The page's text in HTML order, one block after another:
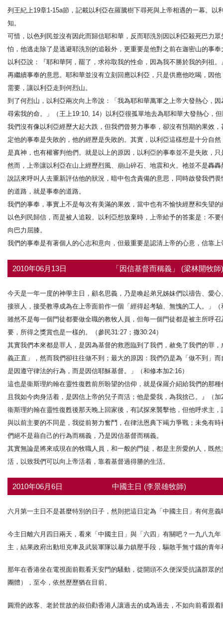
列王紀上19章1-15a節，記載以利亞在羅騰樹下尋死與上帝相遇的一幕。
知。
可惜，以色列民並沒有因此而歸信耶和華，反而耶洗別因以利亞殺死巴力
怕，他逃走除了是逃避耶洗別的追殺外，更重要是他對之前在迦密山的事
以利亞說：『耶和華阿，罷了，求祢取我的性命，因為我不勝於我的列祖
再繼續事奉的意思。耶和華並沒有立刻回應以利亞，只是供應他吃喝，因
需要，讓以利亞走到何烈山。
到了何烈山，以利亞兩次向上帝說：「我為耶和華萬軍之上帝大發熱心，
尋索我的命。」（王上19:10, 14）以利亞很孤單地去為耶和華大發熱心，
我們沒有像以利亞經歷大起大跌，但我們曾努力事奉，卻沒有預期的果效
定他的事奉是失敗的，他的經歷是失敗的。其實，以利亞這樣想是十分自
是真神，也有權審判他們。就是以上的原因，以利亞的事奉並不是失敗，
然而，上帝讓以利亞在山上經歷烈風、崩山碎石、地震和火。祂並不是轟
說話來呼叫人去重新評估他的狀況，暗中包含責備的意思，同時啟發我們
的道路，就是事奉的道路。
我們的事奉，事實上不是每次有美滿的果效，當中也有不愉快經歷和失望
以色列民歸信，而是被人追殺。以利亞想放棄時，上帝給予的答案是：不
向巴力屈膝。
我們的事奉是有著個人的心志和意向，但最重要是認清上帝的心意，信靠
2010年06月13日 「因信基督而稱義」 (梁林開牧
今天是一年一度的神學主日，顧名思義，乃是喚起弟兄姊妹們以禱告、愛
接班人，接受教導成為在上帝面前作一個「經得起考驗、無愧的工人。」
雖然不是每一個門徒都要做全職的教牧人員，但每一個門徒都是被主所呼
要，所得之獎賞也是一樣的。（參民31:27；撒30:24）
其實我們本來都是罪人，是因為基督的救恩臨到了我們，赦免了我們的罪
義正直」，然而我們卻往往做不到；最大的原因：我們仍是為「做不到」
是因遵守律法的行為，而是因信耶穌基督。」（和修本加2:16）
這也是衞斯理約翰在靈性復甦前所盼望的信仰，就是保羅介紹給我們的那
且我如今肉身活着，是因信上帝的兒子而活；他是愛我，為我捨己。』（
衞斯理約翰在靈性復甦後那天晚上回家後，有試探來襲擊他，但他呼求主
與以前主要的不同是，我從前努力奮鬥，在律法恩典下竭力爭戰；未免有
們絕不是藉自己的行為而稱義，乃是因信基督而稱義。
其實無論是將來或現在的牧職人員，和一般的門徒，都是主所愛的人，既
活，以致我們可以向上帝活着，靠着基督過得勝的生活。
2010年06月6日 中國主日 (李景雄牧師)
六月第一主日不是甚麼特別的日子，然則把這日定為「中國主日」有何意義
今主日離六月四日兩天，看來「中國主日」與「六四」有關吧？一九八九
主，結果政府出動坦克車及武裝軍隊以暴力鎮壓手段，驅散手無寸鐡的青
那年在香港坐在電視面前觀看天安門的騷動，從開頭不久便深受抗議群眾
團體），至今，依然歷歷猶在目前。
圓滑的政客、老於世故的叔伯勸香港人讓過去的成為過去，不如向前看跟